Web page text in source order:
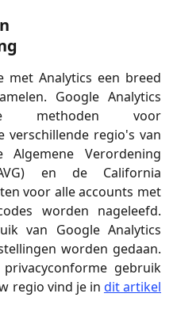
met Analytics een breed
Google Analytics
methoden voor
verschillende regio's van
Verordening
en de California
voor alle accounts met
worden nageleefd.
van Google Analytics
worden gedaan.
gebruik
regio vind je in dit artikel